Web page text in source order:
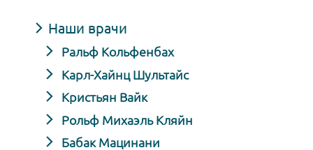
Наши врачи
Ральф Кольфенбах
Карл-Хайнц Шультайс
Кристьян Вайк
Рольф Михаэль Кляйн
Бабак Мацинани